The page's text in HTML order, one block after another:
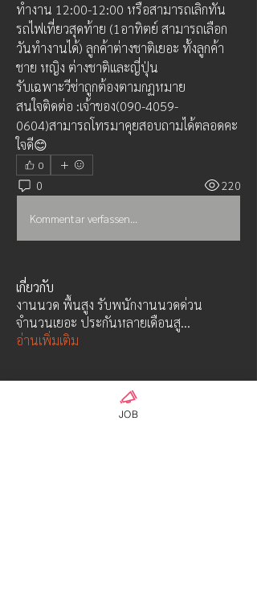
ทำงาน 12:00-12:00 หรือสามารถเลิกทัน
รถไฟเที่ยวสุดท้าย (1อาทิตย์ สามารถเลือก
วันทำงานได้) ลูกค้าต่างชาติเยอะ ทั้งลูกค้า
ชาย หญิง ต่างชาติและญี่ปุ่น
รับเฉพาะวีซ่าถูกต้องตามกฏหมาย
สนใจติดต่อ :เจ้าของ(090-4059-
0604)สามารถโทรมาคุยสอบถามได้ตลอดคะ
ใจดี😊
0
0 220
Kommentar verfassen...
เกี่ยวกับ
งานนวด พื้นสูง รับพนักงานนวดด่วน
จำนวนเยอะ ประกันหลายเดือนสู...
อ่านเพิ่มเติม
JOB